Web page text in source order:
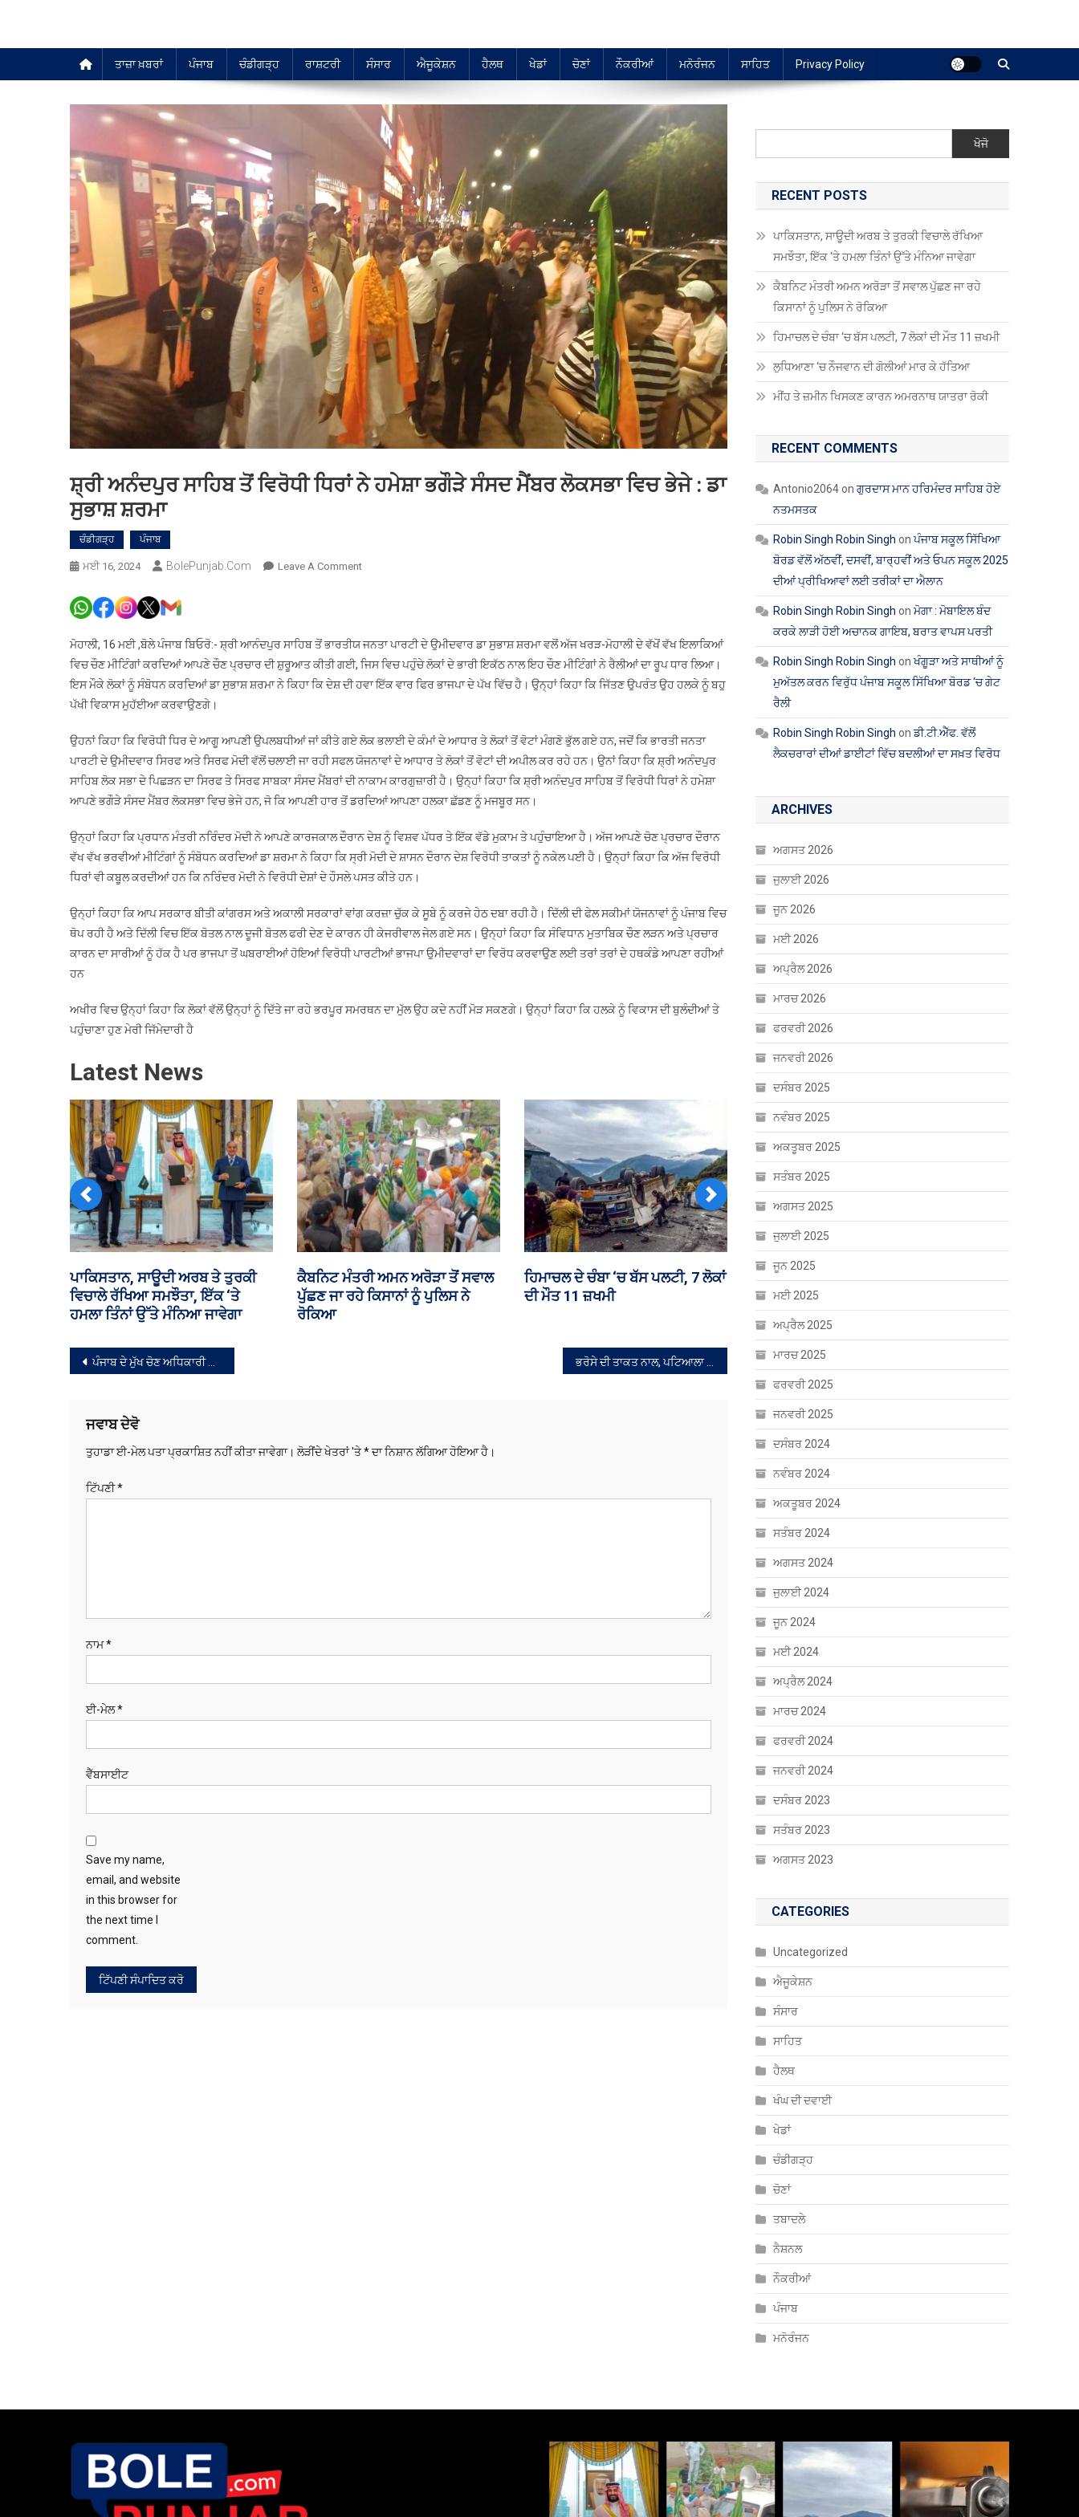
ਤਾਜ਼ਾ ਖ਼ਬਰਾਂ ਪੰਜਾਬ ਚੰਡੀਗੜ੍ਹ ਰਾਸ਼ਟਰੀ ਸੰਸਾਰ ਐਜੂਕੇਸ਼ਨ ਹੈਲਥ ਖੇਡਾਂ ਚੋਣਾਂ ਨੌਕਰੀਆਂ ਮਨੋਰੰਜਨ ਸਾਹਿਤ Privacy Policy
ਸ਼੍ਰੀ ਅਨੰਦਪੁਰ ਸਾਹਿਬ ਤੋਂ ਵਿਰੋਧੀ ਧਿਰਾਂ ਨੇ ਹਮੇਸ਼ਾ ਭਗੌੜੇ ਸੰਸਦ ਮੈਂਬਰ ਲੋਕਸਭਾ ਵਿਚ ਭੇਜੇ : ਡਾ
ਸੁਭਾਸ਼ ਸ਼ਰਮਾ
ਚੰਡੀਗੜ੍ਹ ਪੰਜਾਬ
ਮਈ 16, 2024 BolePunjab.com Leave A CommentOn
ਤੋਂ
ਵਿਰੋਧੀ
ਧਿਰਾਂ
ਭਗੌੜੇ
ਮੈਂਬਰ
ਲੋਕਸਭਾ
ਵਿਚ
:
ਡਾ
ਸੁਭਾਸ਼
ਮੋਹਾਲੀ, 16 ਮਈ ,ਬੋਲੇ ਪੰਜਾਬ ਬਿਓਰੋ:- ਸ਼੍ਰੀ ਆਨੰਦਪੁਰ ਸਾਹਿਬ ਤੋਂ ਭਾਰਤੀਯ ਜਨਤਾ ਪਾਰਟੀ ਦੇ ਉਮੀਦਵਾਰ ਡਾ ਸੁਭਾਸ਼ ਸ਼ਰਮਾ ਵਲੋਂ ਅੱਜ ਖਰੜ-ਮੋਹਾਲੀ ਦੇ ਵੱਖੋਂ ਵੱਖ ਇਲਾਕਿਆਂ
ਵਿਚ ਚੌਣ ਮੀਟਿੰਗਾਂ ਕਰਦਿਆਂ ਆਪਣੇ ਚੌਣ ਪ੍ਰਚਾਰ ਦੀ ਸ਼ੁਰੂਆਤ ਕੀਤੀ ਗਈ, ਜਿਸ ਵਿਚ ਪਹੁੰਚੇ ਲੋਕਾਂ ਦੇ ਭਾਰੀ ਇਕੱਠ ਨਾਲ ਇਹ ਚੌਣ ਮੀਟਿੰਗਾਂ ਨੇ ਰੈਲੀਆਂ ਦਾ ਰੂਪ ਧਾਰ ਲਿਆ।
ਇਸ ਮੌਕੇ ਲੋਕਾਂ ਨੂੰ ਸੰਬੋਧਨ ਕਰਦਿਆਂ ਡਾ ਸੁਭਾਸ਼ ਸ਼ਰਮਾ ਨੇ ਕਿਹਾ ਕਿ ਦੇਸ਼ ਦੀ ਹਵਾ ਇੱਕ ਵਾਰ ਫਿਰ ਭਾਜਪਾ ਦੇ ਪੱਖ ਵਿੱਚ ਹੈ। ਉਨ੍ਹਾਂ ਕਿਹਾ ਕਿ ਜਿੱਤਣ ਉਪਰੰਤ ਉਹ ਹਲਕੇ ਨੂੰ ਬਹੁ
ਪੱਖੀ ਵਿਕਾਸ ਮੁਹੱਈਆ ਕਰਵਾਉਣਗੇ।
ਉਹਨਾਂ ਕਿਹਾ ਕਿ ਵਿਰੋਧੀ ਧਿਰ ਦੇ ਆਗੂ ਆਪਣੀ ਉਪਲਬਧੀਆਂ ਜਾਂ ਕੀਤੇ ਗਏ ਲੋਕ ਭਲਾਈ ਦੇ ਕੰਮਾਂ ਦੇ ਆਧਾਰ ਤੇ ਲੋਕਾਂ ਤੋਂ ਵੋਟਾਂ ਮੰਗਣੋ ਭੁੱਲ ਗਏ ਹਨ, ਜਦੋਂ ਕਿ ਭਾਰਤੀ ਜਨਤਾ
ਪਾਰਟੀ ਦੇ ਉਮੀਦਵਾਰ ਸਿਰਫ ਅਤੇ ਸਿਰਫ ਮੋਦੀ ਵੱਲੋਂ ਚਲਾਈ ਜਾ ਰਹੀ ਸਫਲ ਯੋਜਨਾਵਾਂ ਦੇ ਆਧਾਰ ਤੇ ਲੋਕਾਂ ਤੋਂ ਵੋਟਾਂ ਦੀ ਅਪੀਲ ਕਰ ਰਹੇ ਹਨ। ਉਨਾਂ ਕਿਹਾ ਕਿ ਸ਼੍ਰੀ ਅਨੰਦਪੁਰ
ਸਾਹਿਬ ਲੋਕ ਸਭਾ ਦੇ ਪਿਛੜਨ ਦਾ ਸਿਰਫ ਤੇ ਸਿਰਫ ਸਾਬਕਾ ਸੰਸਦ ਮੈਂਬਰਾਂ ਦੀ ਨਾਕਾਮ ਕਾਰਗੁਜ਼ਾਰੀ ਹੈ। ਉਨ੍ਹਾਂ ਕਿਹਾ ਕਿ ਸ਼੍ਰੀ ਅਨੰਦਪੁਰ ਸਾਹਿਬ ਤੋਂ ਵਿਰੋਧੀ ਧਿਰਾਂ ਨੇ ਹਮੇਸ਼ਾ
ਆਪਣੇ ਭਗੌੜੇ ਸੰਸਦ ਮੈਂਬਰ ਲੋਕਸਭਾ ਵਿਚ ਭੇਜੇ ਹਨ, ਜੋ ਕਿ ਆਪਣੀ ਹਾਰ ਤੋਂ ਡਰਦਿਆਂ ਆਪਣਾ ਹਲਕਾ ਛੱਡਣ ਨੂੰ ਮਜਬੂਰ ਸਨ।
ਉਨ੍ਹਾਂ ਕਿਹਾ ਕਿ ਪ੍ਰਧਾਨ ਮੰਤਰੀ ਨਰਿੰਦਰ ਮੋਦੀ ਨੇ ਆਪਣੇ ਕਾਰਜਕਾਲ ਦੌਰਾਨ ਦੇਸ਼ ਨੂੰ ਵਿਸ਼ਵ ਪੱਧਰ ਤੇ ਇੱਕ ਵੱਡੇ ਮੁਕਾਮ ਤੇ ਪਹੁੰਚਾਇਆ ਹੈ। ਅੱਜ ਆਪਣੇ ਚੋਣ ਪ੍ਰਚਾਰ ਦੌਰਾਨ
ਵੱਖ ਵੱਖ ਭਰਵੀਆਂ ਮੀਟਿੰਗਾਂ ਨੂੰ ਸੰਬੋਧਨ ਕਰਦਿਆਂ ਡਾ ਸ਼ਰਮਾ ਨੇ ਕਿਹਾ ਕਿ ਸ੍ਰੀ ਮੋਦੀ ਦੇ ਸ਼ਾਸਨ ਦੌਰਾਨ ਦੇਸ਼ ਵਿਰੋਧੀ ਤਾਕਤਾਂ ਨੂੰ ਨਕੇਲ ਪਈ ਹੈ। ਉਨ੍ਹਾਂ ਕਿਹਾ ਕਿ ਅੱਜ ਵਿਰੋਧੀ
ਧਿਰਾਂ ਵੀ ਕਬੂਲ ਕਰਦੀਆਂ ਹਨ ਕਿ ਨਰਿੰਦਰ ਮੋਦੀ ਨੇ ਵਿਰੋਧੀ ਦੇਸ਼ਾਂ ਦੇ ਹੌਸਲੇ ਪਸਤ ਕੀਤੇ ਹਨ।
ਉਨ੍ਹਾਂ ਕਿਹਾ ਕਿ ਆਪ ਸਰਕਾਰ ਬੀਤੀ ਕਾਂਗਰਸ ਅਤੇ ਅਕਾਲੀ ਸਰਕਾਰਾਂ ਵਾਂਗ ਕਰਜ਼ਾ ਚੁੱਕ ਕੇ ਸੂਬੇ ਨੂੰ ਕਰਜੇ ਹੇਠ ਦਬਾ ਰਹੀ ਹੈ। ਦਿੱਲੀ ਦੀ ਫੇਲ ਸਕੀਮਾਂ ਯੋਜਨਾਵਾਂ ਨੂੰ ਪੰਜਾਬ ਵਿਚ
ਥੋਪ ਰਹੀ ਹੈ ਅਤੇ ਦਿੱਲੀ ਵਿਚ ਇੱਕ ਬੋਤਲ ਨਾਲ ਦੂਜੀ ਬੋਤਲ ਫਰੀ ਦੇਣ ਦੇ ਕਾਰਨ ਹੀ ਕੇਜਰੀਵਾਲ ਜੇਲ ਗਏ ਸਨ। ਉਨ੍ਹਾਂ ਕਿਹਾ ਕਿ ਸੰਵਿਧਾਨ ਮੁਤਾਬਿਕ ਚੌਣ ਲੜਨ ਅਤੇ ਪ੍ਰਚਾਰ
ਕਾਰਨ ਦਾ ਸਾਰੀਆਂ ਨੂੰ ਹੱਕ ਹੈ ਪਰ ਭਾਜਪਾ ਤੋਂ ਘਬਰਾਈਆਂ ਹੋਇਆਂ ਵਿਰੋਧੀ ਪਾਰਟੀਆਂ ਭਾਜਪਾ ਉਮੀਦਵਾਰਾਂ ਦਾ ਵਿਰੋਧ ਕਰਵਾਉਣ ਲਈ ਤਰਾਂ ਤਰਾਂ ਦੇ ਹਥਕੰਡੇ ਆਪਣਾ ਰਹੀਆਂ
ਹਨ
ਅਖੀਰ ਵਿਚ ਉਨ੍ਹਾਂ ਕਿਹਾ ਕਿ ਲੋਕਾਂ ਵੱਲੋਂ ਉਨ੍ਹਾਂ ਨੂੰ ਦਿੱਤੇ ਜਾ ਰਹੇ ਭਰਪੂਰ ਸਮਰਥਨ ਦਾ ਮੁੱਲ ਉਹ ਕਦੇ ਨਹੀਂ ਮੋੜ ਸਕਣਗੇ। ਉਨ੍ਹਾਂ ਕਿਹਾ ਕਿ ਹਲਕੇ ਨੂੰ ਵਿਕਾਸ ਦੀ ਬੁਲੰਦੀਆਂ ਤੇ
ਪਹੁੰਚਾਣਾ ਹੁਣ ਮੇਰੀ ਜਿੱਮੇਦਾਰੀ ਹੈ
Latest News
ਲੁਧਿਆਣਾ ‘ਚ ਨੌਜਵਾਨ ਦੀ ਗੋਲੀਆਂ ਮਾਰ
ਕੇ ਹੱਤਿਆ
ਮੀਂਹ ਤੇ ਜ਼ਮੀਨ ਖਿਸਕਣ ਕਾਰਨ
ਅਮਰਨਾਥ ਯਾਤਰਾ ਰੋਕੀ
ਸਰਦੇ-ਪੁੱਜਦੇ ਪਰਿਵਾਰ ‘ਚ ਵਿਆਹ
ਕਰਵਾਉਣ ਲਈ ਲੜਕੀ ਬਣੀ ਪੰਜਾਬ
Previous Next
ਸੰਪਾਦਨਾ
ਪੰਜਾਬ ਦੇ ਮੁੱਖ ਚੋਣ ਅਧਿਕਾਰੀ ਸਿਬਿਨ ਸੀ 17 ਮਈ ਨੂੰ ਦੂਜੇ ਫੇਸਬੁੱਕ ਲਾਈਵ ਦੌਰਾਨ ਲੋਕਾਂ ਨਾਲ ਕਰਨਗੇ ਰਾਬਤਾ
ਜਵਾਬ ਦੇਵੋ
ਤੁਹਾਡਾ ਈ-ਮੇਲ ਪਤਾ ਪ੍ਰਕਾਸ਼ਿਤ ਨਹੀਂ ਕੀਤਾ ਜਾਵੇਗਾ। ਲੋੜੀਂਦੇ ਖੇਤਰਾਂ 'ਤੇ*ਦਾ ਨਿਸ਼ਾਨ ਲੱਗਿਆ ਹੋਇਆ ਹੈ।
ਟਿੱਪਣੀ*
ਨਾਮ*
ਈ-ਮੇਲ*
ਵੈੱਬਸਾਈਟ
Save my name,
email, and website
in this browser for
the next time I
comment.
ਖੋਜੋ
RECENT POSTS
ਪਾਕਿਸਤਾਨ, ਸਾਊਦੀ ਅਰਬ ਤੇ ਤੁਰਕੀ ਵਿਚਾਲੇ ਰੱਖਿਆ
ਸਮਝੌਤਾ, ਇੱਕ ‘ਤੇ ਹਮਲਾ ਤਿੰਨਾਂ ਉੱਤੇ ਮੰਨਿਆ ਜਾਵੇਗਾ
ਕੈਬਨਿਟ ਮੰਤਰੀ ਅਮਨ ਅਰੋੜਾ ਤੋਂ ਸਵਾਲ ਪੁੱਛਣ ਜਾ ਰਹੇ
ਕਿਸਾਨਾਂ ਨੂੰ ਪੁਲਿਸ ਨੇ ਰੋਕਿਆ
ਹਿਮਾਚਲ ਦੇ ਚੰਬਾ ‘ਚ ਬੱਸ ਪਲਟੀ, 7 ਲੋਕਾਂ ਦੀ ਮੌਤ 11 ਜ਼ਖਮੀ
ਲੁਧਿਆਣਾ ‘ਚ ਨੌਜਵਾਨ ਦੀ ਗੋਲੀਆਂ ਮਾਰ ਕੇ ਹੱਤਿਆ
ਮੀਂਹ ਤੇ ਜ਼ਮੀਨ ਖਿਸਕਣ ਕਾਰਨ ਅਮਰਨਾਥ ਯਾਤਰਾ ਰੋਕੀ
RECENT COMMENTS
Antonio2064onਗੁਰਦਾਸ ਮਾਨ ਹਰਿਮੰਦਰ ਸਾਹਿਬ ਹੋਏ
ਨਤਮਸਤਕ
Robin Singh Robin Singh onਪੰਜਾਬ ਸਕੂਲ ਸਿੱਖਿਆ
ਬੋਰਡ ਵੱਲੋਂ ਅੱਠਵੀਂ, ਦਸਵੀਂ, ਬਾਰ੍ਹਵੀਂ ਅਤੇ ਓਪਨ ਸਕੂਲ 2025
ਦੀਆਂ ਪ੍ਰੀਖਿਆਵਾਂ ਲਈ ਤਰੀਕਾਂ ਦਾ ਐਲਾਨ
Robin Singh Robin Singh onਮੋਗਾ : ਮੋਬਾਇਲ ਬੰਦ
ਕਰਕੇ ਲਾੜੀ ਹੋਈ ਅਚਾਨਕ ਗਾਇਬ, ਬਰਾਤ ਵਾਪਸ ਪਰਤੀ
Robin Singh Robin Singh onਖੰਗੂੜਾ ਅਤੇ ਸਾਥੀਆਂ ਨੂੰ
ਮੁਅੱਤਲ ਕਰਨ ਵਿਰੁੱਧ ਪੰਜਾਬ ਸਕੂਲ ਸਿੱਖਿਆ ਬੋਰਡ ‘ਚ ਗੇਟ
ਰੈਲੀ
Robin Singh Robin Singh onਡੀ.ਟੀ.ਐੱਫ. ਵੱਲੋਂ
ਲੈਕਚਰਾਰਾਂ ਦੀਆਂ ਡਾਈਟਾਂ ਵਿੱਚ ਬਦਲੀਆਂ ਦਾ ਸਖ਼ਤ ਵਿਰੋਧ
ARCHIVES
ਅਗਸਤ 2026
ਜੁਲਾਈ 2026
ਜੂਨ 2026
ਮਈ 2026
ਅਪ੍ਰੈਲ 2026
ਮਾਰਚ 2026
ਫਰਵਰੀ 2026
ਜਨਵਰੀ 2026
ਦਸੰਬਰ 2025
ਨਵੰਬਰ 2025
ਅਕਤੂਬਰ 2025
ਸਤੰਬਰ 2025
ਅਗਸਤ 2025
ਜੁਲਾਈ 2025
ਜੂਨ 2025
ਮਈ 2025
ਅਪ੍ਰੈਲ 2025
ਮਾਰਚ 2025
ਫਰਵਰੀ 2025
ਜਨਵਰੀ 2025
ਦਸੰਬਰ 2024
ਨਵੰਬਰ 2024
ਅਕਤੂਬਰ 2024
ਸਤੰਬਰ 2024
ਅਗਸਤ 2024
ਜੁਲਾਈ 2024
ਜੂਨ 2024
ਮਈ 2024
ਅਪ੍ਰੈਲ 2024
ਮਾਰਚ 2024
ਫਰਵਰੀ 2024
ਜਨਵਰੀ 2024
ਦਸੰਬਰ 2023
ਸਤੰਬਰ 2023
ਅਗਸਤ 2023
CATEGORIES
Uncategorized
ਐਜੂਕੇਸ਼ਨ
ਸੰਸਾਰ
ਸਾਹਿਤ
ਹੈਲਥ
ਖੰਘ ਦੀ ਦਵਾਈ
ਖੇਡਾਂ
ਚੰਡੀਗੜ੍ਹ
ਚੋਣਾਂ
ਤਬਾਦਲੇ
ਨੈਸ਼ਨਲ
ਨੌਕਰੀਆਂ
ਪੰਜਾਬ
ਮਨੋਰੰਜਨ